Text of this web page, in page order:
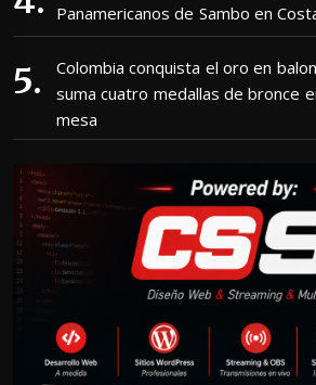
Panamericanos de Sambo en
Colombia conquista el oro en
suma cuatro medallas de bronce
mesa